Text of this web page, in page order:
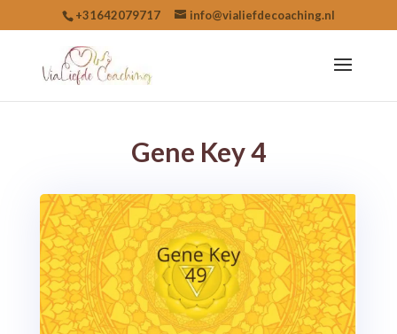
+31642079717 info@vialiefdecoaching.nl
Gene Key 4